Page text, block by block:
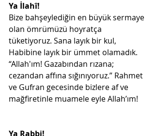
Ya İlahî!
Bize bahşeylediğin en büyük sermaye
olan ömrümüzü hoyratça
tüketiyoruz. Sana layık bir kul,
Habibine layık bir ümmet olamadık.
“Allah'ım! Gazabından rızana;
cezandan affına sığınıyoruz.” Rahmet
ve Gufran gecesinde bizlere af ve
mağfiretinle muamele eyle Allah’ım!
Ya Rabbi!